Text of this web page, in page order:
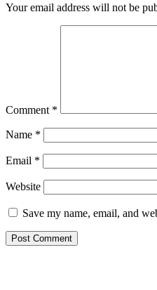
Your email address will not be
Comment *
Name *
Email *
Website
Save my name, email, and